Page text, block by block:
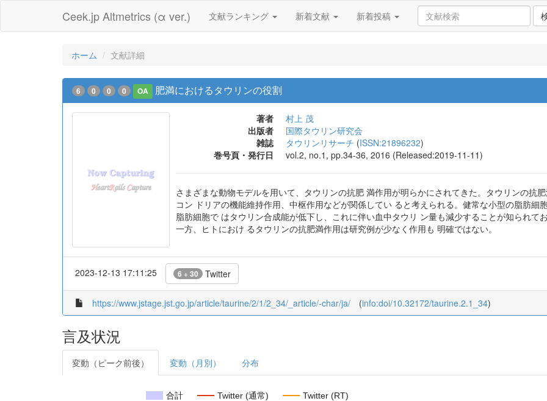
Ceek.jp Altmetrics (α ver.) 文献ランキング 新着文献 新着投稿
ホーム 文献詳細
6 0 0 0 OA 肥満におけるタウリンの役割
著者
村上 茂
出版者
国際タウリン研究会
雑誌
タウリンリサーチ (ISSN:21896232)
巻号頁・発行日
vol.2, no.1, pp.34-36, 2016 (Released:2019-11-11)
さまざまな動物モデルを用いて、タウリンの抗肥 満作用が明らかにされてきた。タウリンの抗
コン ドリアの機能維持作用、中枢作用などが関係してい ると考えられる。健常な小型の脂肪細
脂肪細胞で はタウリン合成能が低下し、これに伴い血中タウリ ン量も減少することが知られて
一方、ヒトにおけ るタウリンの抗肥満作用は研究例が少なく作用も 明確ではない。
2023-12-13 17:11:25 6 + 30 Twitter
https://www.jstage.jst.go.jp/article/taurine/2/1/2_34/_article/-char/ja/ (info:doi/10.32172/taurine.2.1_34)
言及状況
変動（ピーク前後） 変動（月別） 分布
合計 Twitter (通常) Twitter (RT)